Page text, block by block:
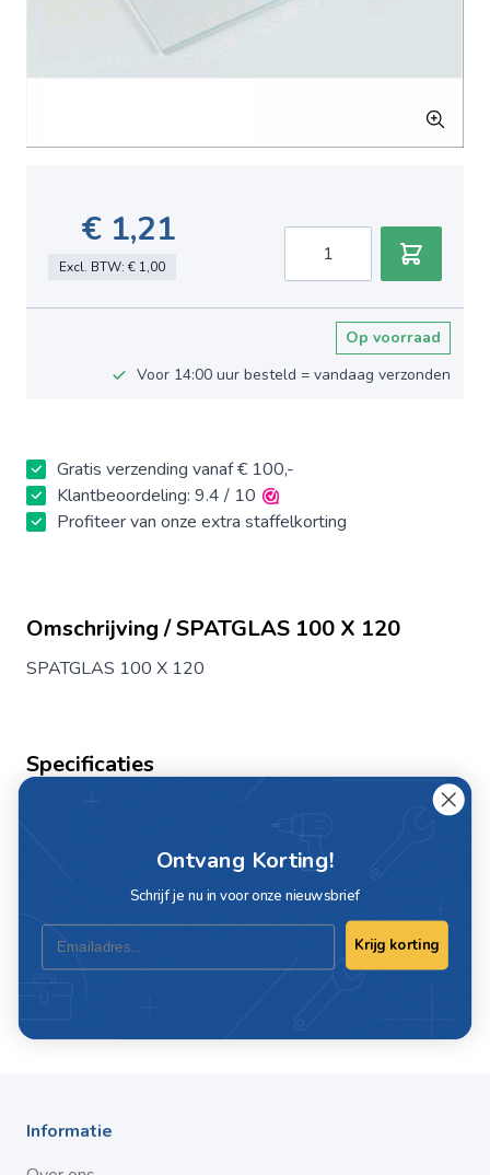
€ 1,21
Excl. BTW: € 1,00
Op voorraad
Voor 14:00 uur besteld = vandaag verzonden
Gratis verzending vanaf € 100,-
Klantbeoordeling: 9.4 / 10
Profiteer van onze extra staffelkorting
Omschrijving / SPATGLAS 100 X 120
SPATGLAS 100 X 120
Specificaties
Deca
Schrijf ook een review
Informatie
Ontvang Korting!
Schrijf je nu in voor onze nieuwsbrief
Email
Krijg korting